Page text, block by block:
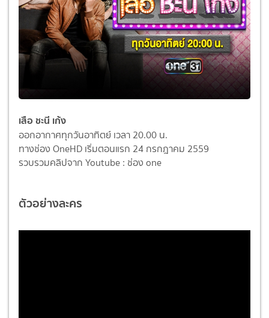
เสือ ชะนี เก้ง
ออกอากาศทุกวันอาทิตย์ เวลา 20.00 น.
ทางช่อง OneHD เริ่มตอนแรก 24 กรกฎาคม 2559
รวบรวมคลิปจาก Youtube : ช่อง one
ตัวอย่างละคร